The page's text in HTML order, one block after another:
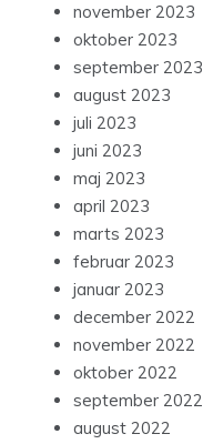
november 2023
oktober 2023
september 2023
august 2023
juli 2023
juni 2023
maj 2023
april 2023
marts 2023
februar 2023
januar 2023
december 2022
november 2022
oktober 2022
september 2022
august 2022